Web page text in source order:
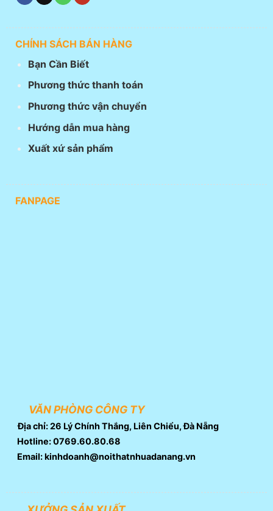
CHÍNH SÁCH BÁN HÀNG
Bạn Cần Biết
Phương thức thanh toán
Phương thức vận chuyển
Hướng dẫn mua hàng
Xuất xứ sản phẩm
FANPAGE
VĂN PHÒNG CÔNG TY
Địa chỉ: 26 Lý Chính Thắng, Liên Chiểu, Đà Nẵng
Hotline: 0769.60.80.68
Email: kinhdoanh@noithatnhuadanang.vn